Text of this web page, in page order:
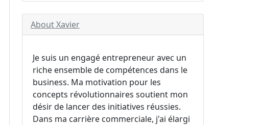
About Xavier
Je suis un engagé entrepreneur avec un
riche ensemble de compétences dans le
business. Ma motivation pour les
concepts révolutionnaires soutient mon
désir de lancer des initiatives réussies.
Dans ma carrière commerciale, j'ai élargi